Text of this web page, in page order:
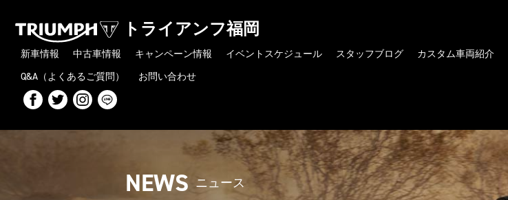
トライアンフ福岡
新車情報 中古車情報 キャンペーン情報 イベントスケジュール スタッフブログ カスタム車両紹介
Q&A（よくあるご質問）
お問い合わせ
NEWS ニュース